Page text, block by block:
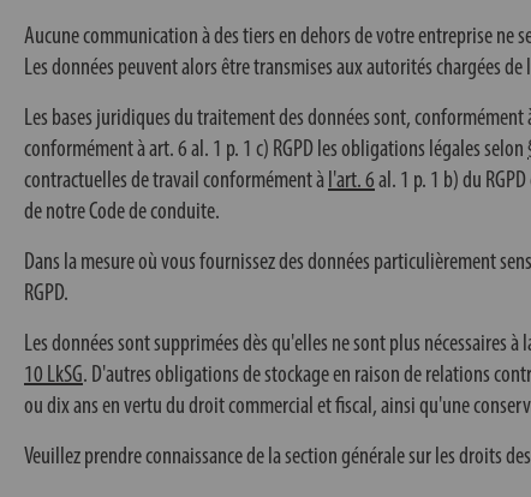
Aucune communication à des tiers en dehors de votre entreprise ne
Les données peuvent alors être transmises aux autorités chargées
Les bases juridiques du traitement des données sont, conformément
conformément àart. 6 al. 1 p. 1 c) RGPD les obligations légales selon
contractuelles de travail conformément à l'art. 6 al. 1 p. 1 b) du
de notre Code de conduite.
Dans la mesure où vous fournissez des données particulièrement
RGPD.
Les données sont supprimées dès qu'elles ne sont plus nécessaires
10 LkSG. D'autres obligations de stockage en raison de relations
ou dix ans en vertu du droit commercial et fiscal, ainsi qu'une
Veuillez prendre connaissance de la section générale sur les droits